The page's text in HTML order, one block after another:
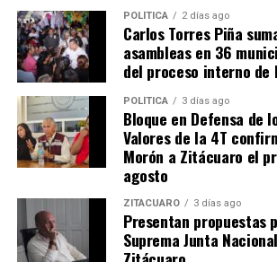
requerimientos ministeriales respondan
motivaciones de índole política.
​A través de un pronunciamiento emitido
oficiales de comunicación tras recibir el
Rocha Moya manifestó que atenderá de
presencial el llamado de la
para el desahogo de las investigaciones.
señaló de manera institucional que el
México actúa bajo el principio del
se ha solicitado formalmente a las
POLÍTICA 2 días ago
Carlos Torres Piña
asambleas en 36
del proceso interno de
POLÍTICA 3 días ago
Bloque en Defensa de
Valores de la 4T
Morón a Zitácuaro el
agosto
ZITÁCUARO 3 días ago
Presentan propuestas
Suprema Junta